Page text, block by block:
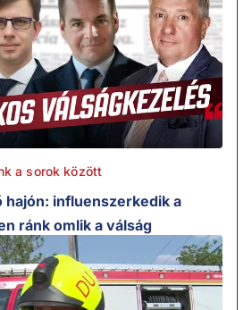
a sorok között
hajón: influenszerkedik a
ránk omlik a válság